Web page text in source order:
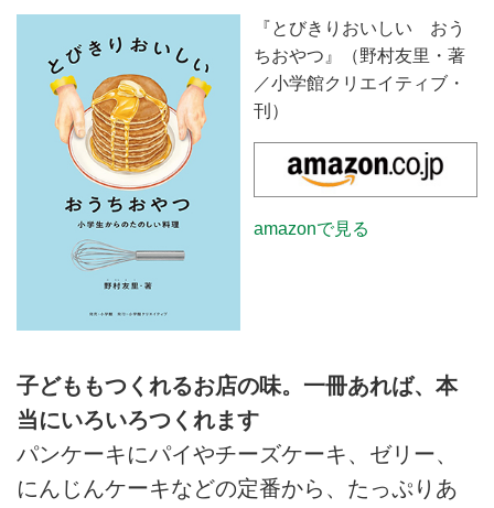
『とびきりおいしい おう
ちおやつ』（野村友里・著
／小学館クリエイティブ・
刊）
amazonで見る
子どももつくれるお店の味。一冊あれば、本
当にいろいろつくれます
パンケーキにパイやチーズケーキ、ゼリー、
にんじんケーキなどの定番から、たっぷりあ